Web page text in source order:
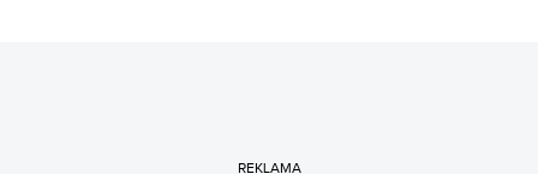
REKLAMA